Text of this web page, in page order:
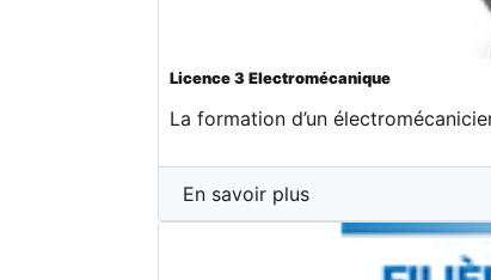
Licence 3 Electromécanique
La formation d’un
En savoir plus